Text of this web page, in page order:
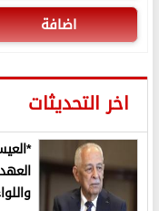
اضافة
اخر التحديثات